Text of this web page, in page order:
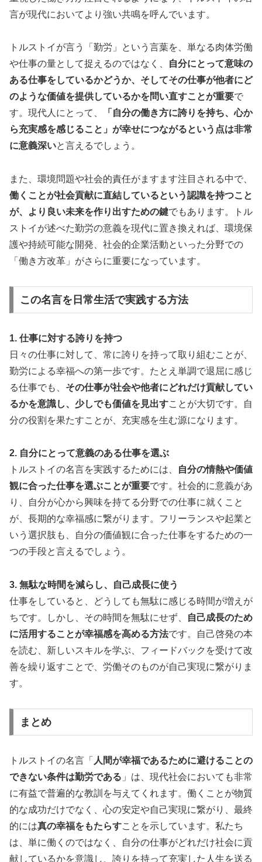
言が現代においてより強い共鳴を呼んでいます。
トルストイが言う「勤労」という言葉を、単なる肉体労働
や仕事の量として捉えるのではなく、
自分にとって意味の
ある仕事をしているかどうか、そしてその仕事が他者にど
のような価値を提供しているかを問い直すことが重要で
す。現代人にとって、
「自分の働き方に誇りを持ち、心か
ら充実感を感じること」が幸せにつながるという点は非常
に意義深いと言えるでしょう。
また、環境問題や社会的責任がますます注目される中で、
働くことが社会貢献に直結しているという認識を持つこと
が、より良い未来を作り出すための鍵でもあります。トル
ストイが述べた勤労の意義を現代に置き換えれば、環境保
護や持続可能な開発、社会的企業活動といった分野での
「働き方改革」がさらに重要になっています。
この名言を日常生活で実践する方法
1. 仕事に対する誇りを持つ
日々の仕事に対して、常に誇りを持って取り組むことが、
勤労による幸福への第一歩です。たとえ単調で退屈に感じ
る仕事でも、 その仕事が社会や他者にどれだけ貢献してい
るかを意識し、少しでも価値を見出すことが大切です。自
分の役割を果たすことが、充実感を生む源になります。
2. 自分にとって意義のある仕事を選ぶ
トルストイの名言を実践するためには、
自分の情熱や価値
観に合った仕事を選ぶことが重要です。社会的に意義があ
り、自分が心から興味を持てる分野での仕事に就くこと
が、長期的な幸福感に繋がります。フリーランスや起業と
いう選択肢も、自分の価値観に合った仕事をするための一
つの手段と言えるでしょう。
3. 無駄な時間を減らし、自己成長に使う
仕事をしていると、どうしても無駄に感じる時間が増えが
ちです。しかし、その時間を無駄にせず、
自己成長のため
に活用することが幸福感を高める方法です。自己啓発の本
を読む、新しいスキルを学ぶ、フィードバックを受けて改
善を繰り返すことで、労働そのものが自己実現に繋がりま
す。
まとめ
トルストイの名言「 人間が幸福であるために避けることの
できない条件は勤労である 」は、現代社会においても非常
に有益で普遍的な教訓を与えてくれます。働くことが物質
的な成功だけでなく、心の安定や自己実現に繋がり、最終
的には真の幸福をもたらすことを示しています。私たち
は、単に働くのではなく、自分の仕事がどれだけ社会に貢
献しているかを意識し、誇りを持って充実した人生を送る